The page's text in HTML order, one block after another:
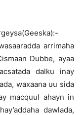
arrimaha
Dubbe, ayaa
dalku inay
waxaana uu sida
macquul ahayn in
dawlada,